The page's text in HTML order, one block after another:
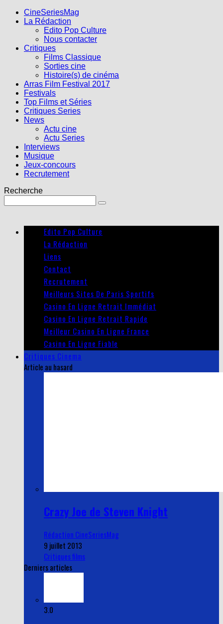
CineSeriesMag
La Rédaction
Edito Pop Culture
Nous contacter
Critiques
Films Classique
Sorties cine
Histoire(s) de cinéma
Arras Film Festival 2017
Festivals
Top Films et Séries
Critiques Series
News
Actu cine
Actu Series
Interviews
Musique
Jeux-concours
Recrutement
Recherche
Edito Pop Culture
La Rédaction
Liens
Contact
Recrutement
Meilleurs Sites De Paris Sportifs
Casino En Ligne Retrait Immédiat
Casino En Ligne Retrait Rapide
Meilleur Casino En Ligne France
Casino En Ligne Fiable
Critiques Cinema
Article au hasard
Crazy Joe de Steven Knight
Rédaction CineSeriesMag
9 juillet 2013
Critiques films
Derniers articles
3.0